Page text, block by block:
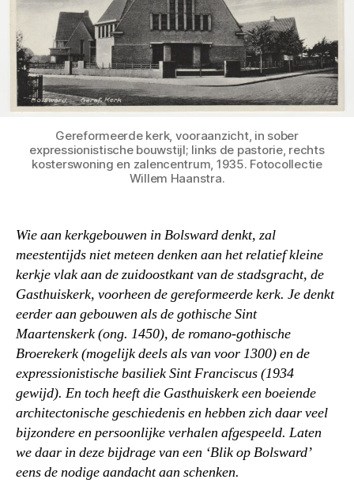
Gereformeerde kerk, vooraanzicht, in sober
expressionistische bouwstijl; links de pastorie, rechts
kosterswoning en zalencentrum, 1935. Fotocollectie
Willem Haanstra.
Wie aan kerkgebouwen in Bolsward denkt, zal
meestentijds niet meteen denken aan het relatief kleine
kerkje vlak aan de zuidoostkant van de stadsgracht, de
Gasthuiskerk, voorheen de gereformeerde kerk. Je denkt
eerder aan gebouwen als de gothische Sint
Maartenskerk (ong. 1450), de romano-gothische
Broerekerk (mogelijk deels als van voor 1300) en de
expressionistische basiliek Sint Franciscus (1934
gewijd). En toch heeft die Gasthuiskerk een boeiende
architectonische geschiedenis en hebben zich daar veel
bijzondere en persoonlijke verhalen afgespeeld. Laten
we daar in deze bijdrage van een ‘Blik op Bolsward’
eens de nodige aandacht aan schenken.